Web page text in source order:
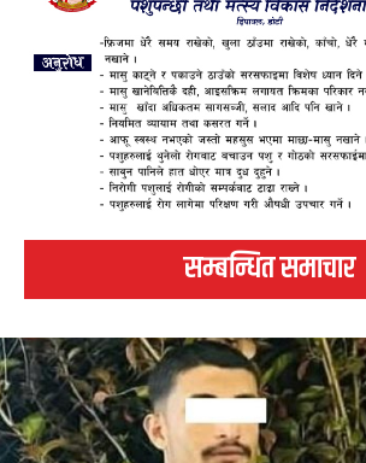
सम्बन्धित समाचार